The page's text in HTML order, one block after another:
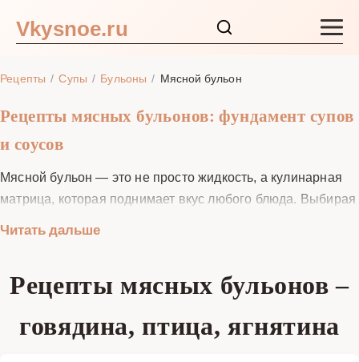
Vkysnoe.ru
Основные блюда
Супы
Ингредиенты
Блог
Рецепты Супы Бульоны Мясной бульон
Рецепты мясных бульонов: фундамент супов
и соусов
Мясной бульон — это не просто жидкость, а кулинарная
матрица, которая поднимает вкус любого блюда. Выбирая
баланс специй, можно получить кристально-прозрачный,
обычный суп, ризотто или соус в гастрономический
мясных бульонов на говядине, птице и ягнятине,
Читать дальше
Рецепты мясных бульонов –
говядина, птица, ягнятина